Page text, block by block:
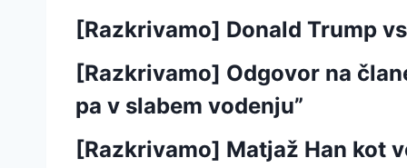
[Razkrivamo] Donald Trump
[Razkrivamo] Odgovor na
pa v slabem vodenju”
[Razkrivamo] Matjaž Han kot